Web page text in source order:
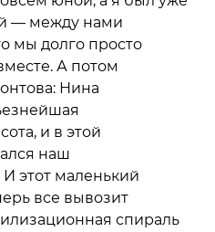
— между нами
мы долго просто
А потом
Нина
и в этой
наш
этот маленький
все вывозит
спираль